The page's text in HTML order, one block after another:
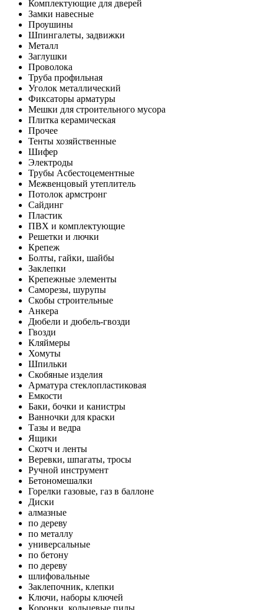
Комплектующие для дверей
Замки навесные
Проушины
Шпингалеты, задвижки
Металл
Заглушки
Проволока
Труба профильная
Уголок металлический
Фиксаторы арматуры
Мешки для строительного мусора
Плитка керамическая
Прочее
Тенты хозяйственные
Шифер
Электроды
Трубы Асбестоцементные
Межвенцовый утеплитель
Потолок армстронг
Сайдинг
Пластик
ПВХ и комплектующие
Решетки и лючки
Крепеж
Болты, гайки, шайбы
Заклепки
Крепежные элементы
Саморезы, шурупы
Скобы строительные
Анкера
Дюбели и дюбель-гвозди
Гвозди
Кляймеры
Хомуты
Шпильки
Скобяные изделия
Арматура стеклопластиковая
Емкости
Баки, бочки и канистры
Ванночки для краски
Тазы и ведра
Ящики
Скотч и ленты
Веревки, шпагаты, тросы
Ручной инструмент
Бетономешалки
Горелки газовые, газ в баллоне
Диски
алмазные
по дереву
по металлу
универсальные
по бетону
по дереву
шлифовальные
Заклепочник, клепки
Ключи, наборы ключей
Коронки, кольцевые пилы